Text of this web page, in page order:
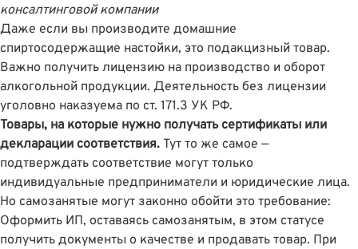
консалтинговой компании
Даже если вы производите домашние
спиртосодержащие настойки, это подакцизный товар.
Важно получить лицензию на производство и оборот
алкогольной продукции. Деятельность без лицензии
уголовно наказуема по ст. 171.3 УК РФ.
Товары, на которые нужно получать сертификаты или
декларации соответствия. Тут то же самое —
подтверждать соответствие могут только
индивидуальные предприниматели и юридические лица.
Но самозанятые могут законно обойти это требование:
Оформить ИП, оставаясь самозанятым, в этом статусе
получить документы о качестве и продавать товар. При